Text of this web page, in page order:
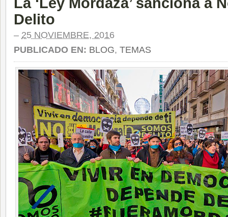
Delito
– 25 NOVIEMBRE, 2016
PUBLICADO EN: BLOG, TEMAS